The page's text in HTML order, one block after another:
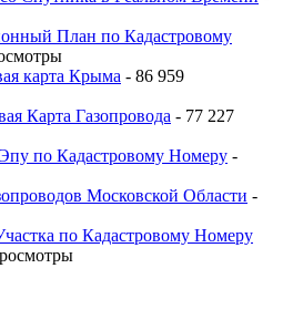
План по Кадастровому
карта Крыма - 86 959
Карта Газопровода - 77 227
по Кадастровому Номеру -
Московской Области -
по Кадастровому Номеру